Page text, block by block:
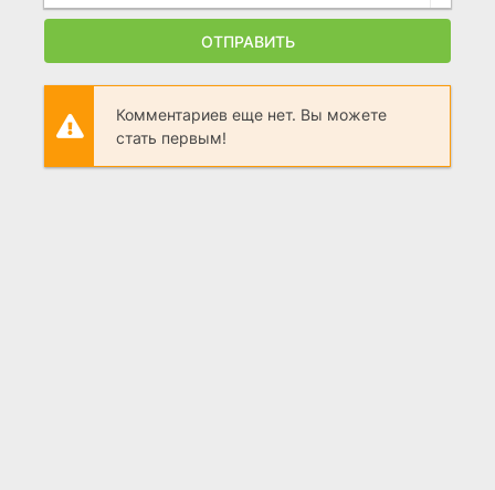
ОТПРАВИТЬ
Комментариев еще нет. Вы можете
стать первым!